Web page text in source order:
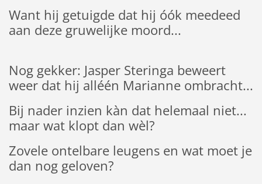
Want hij getuigde dat hij óók meedeed
aan deze gruwelijke moord...
Nog gekker: Jasper Steringa beweert
weer dat hij alléén Marianne ombracht...
Bij nader inzien kàn dat helemaal niet...
maar wat klopt dan wèl?
Zovele ontelbare leugens en wat moet je
dan nog geloven?